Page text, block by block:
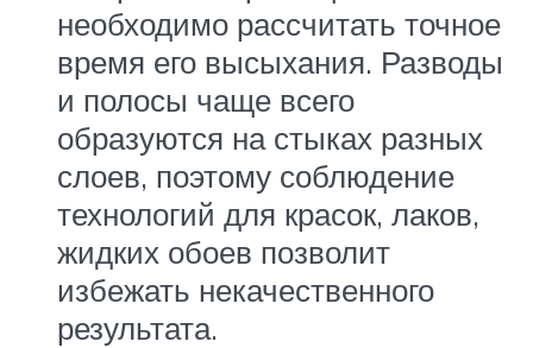
необходимо рассчитать точное
время его высыхания. Разводы
и полосы чаще всего
образуются на стыках разных
слоев, поэтому соблюдение
технологий для красок, лаков,
жидких обоев позволит
избежать некачественного
результата.